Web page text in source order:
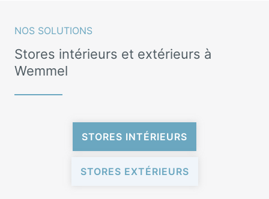
NOS SOLUTIONS
Stores intérieurs et extérieurs à
Wemmel
STORES INTÉRIEURS
STORES EXTÉRIEURS